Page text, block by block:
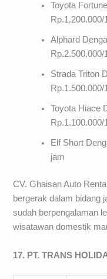
Toyota
Rp.1.200.000/
Alphard
Rp.2.500.000/
Strada Triton
Rp.1.500.000/
Toyota Hiace
Rp.1.100.000/
Elf Short
jam
CV. Ghaisan Auto
bergerak dalam bidang
sudah berpengalaman
wisatawan domestik
17. PT. TRANS